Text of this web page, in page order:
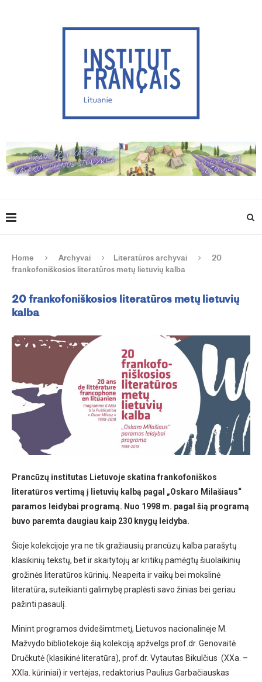
Home Archyvai Literatūros archyvai
20
frankofoniškosios literatūros metų lietuvių kalba
20 frankofoniškosios literatūros metų lietuvių
kalba
Prancūzų institutas Lietuvoje skatina frankofoniškos
literatūros vertimą į lietuvių kalbą pagal „Oskaro Milašiaus“
paramos leidybai programą. Nuo 1998 m. pagal šią programą
buvo paremta daugiau kaip 230 knygų leidyba.
Šioje kolekcijoje yra ne tik gražiausių prancūzų kalba parašytų
klasikinių tekstų, bet ir skaitytojų ar kritikų pamėgtų šiuolaikinių
grožinės literatūros kūrinių. Neapeita ir vaikų bei mokslinė
literatūra, suteikianti galimybę praplėsti savo žinias bei geriau
pažinti pasaulį.
Minint programos dvidešimtmetį, Lietuvos nacionalinėje M.
Mažvydo bibliotekoje šią kolekciją apžvelgs prof.dr. Genovaitė
Dručkutė (klasikinė literatūra), prof.dr. Vytautas Bikulčius (XXa. –
XXIa. kūriniai) ir vertėjas, redaktorius Paulius Garbačiauskas